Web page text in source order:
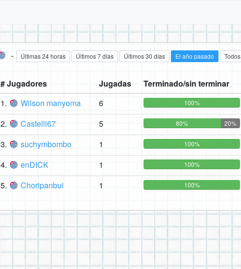
- Últimas 24 horas Últimos 7 días Últimos 30 días El año pasado Todos
# Jugadores Jugadas Terminado/sin terminar
1.
Wilson manyoma 6 100%
2. Castelli67 5 80% 20%
3. suchymbombo 1 100%
4. enDICK 1 100%
5. Choripanbui 1 100%